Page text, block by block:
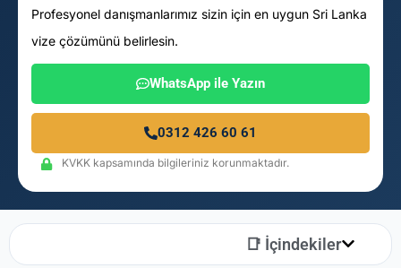
Profesyonel danışmanlarımız sizin için en uygun Sri Lanka
vize çözümünü belirlesin.
WhatsApp ile Yazın
0312 426 60 61
KVKK kapsamında bilgileriniz korunmaktadır.
📑 İçindekiler